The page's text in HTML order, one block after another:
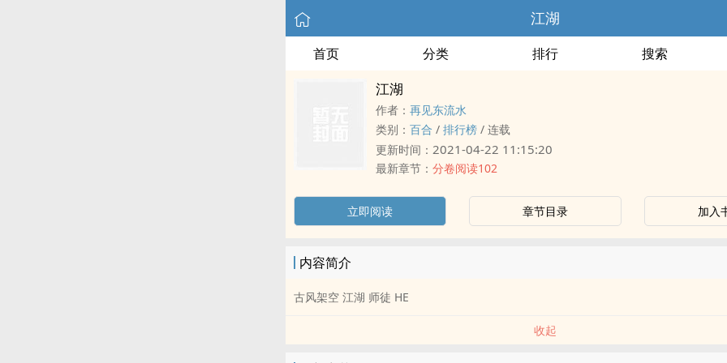
江湖
首页 分类 排行 搜索
江湖
作者： 再见东流水
类别： 百合 / 排行榜 / 连载
更新时间： 2021-04-22 11:15:20
最新章节： 分卷阅读102
立即阅读 章节目录 加入
内容简介
古风架空 江湖 师徒 HE
收起